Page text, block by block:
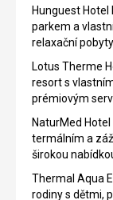
Hunguest
parkem a
relaxační
Lotus Therme
resort s
prémiovým
NaturMed
termálním a
širokou
Thermal Aqua
rodiny s dětmi,